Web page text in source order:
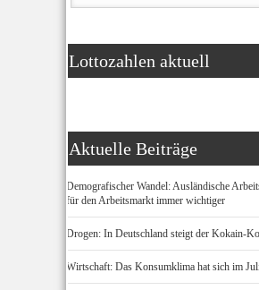
Lottozahlen aktuell
Aktuelle Beiträge
Demografischer Wandel: Ausländische
für den Arbeitsmarkt immer wichtiger
Drogen: In Deutschland steigt der Kokain-
Wirtschaft: Das Konsumklima hat sich im